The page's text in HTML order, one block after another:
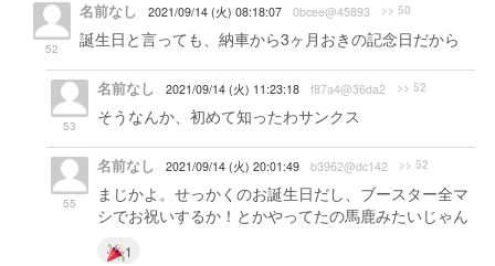
52
名前なし 2021/09/14 (火) 08:18:07 0bcee@45893 >> 50
誕生日と言っても、納車から3ヶ月おきの記念日だから
53
名前なし 2021/09/14 (火) 11:23:18 f87a4@36da2 >> 52
そうなんか、初めて知ったわサンクス
55
名前なし 2021/09/14 (火) 20:01:49 b3962@dc142 >> 52
まじかよ。せっかくのお誕生日だし、ブースター全マ
シでお祝いするか！とかやってたの馬鹿みたいじゃん
1